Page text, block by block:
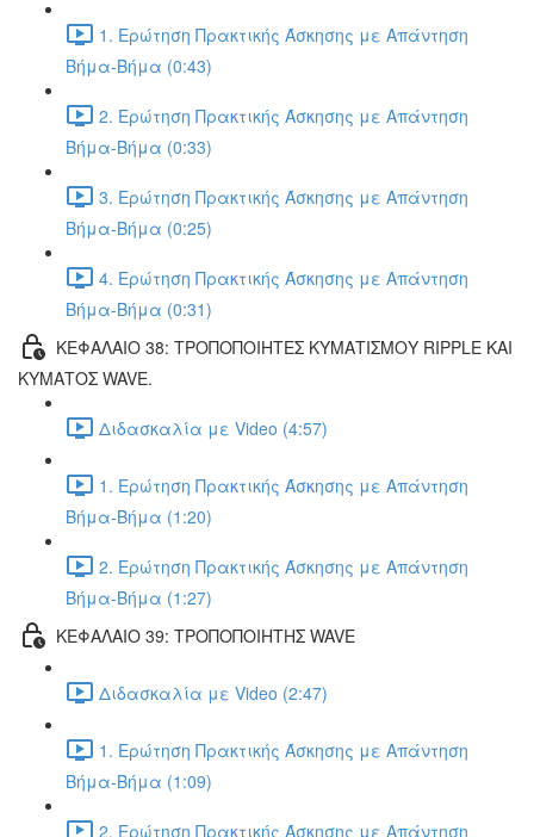
1. Ερώτηση Πρακτικής Άσκησης με Απάντηση
Βήμα-Βήμα (0:43)
2. Ερώτηση Πρακτικής Άσκησης με Απάντηση
Βήμα-Βήμα (0:33)
3. Ερώτηση Πρακτικής Άσκησης με Απάντηση
Βήμα-Βήμα (0:25)
4. Ερώτηση Πρακτικής Άσκησης με Απάντηση
Βήμα-Βήμα (0:31)
ΚΕΦΑΛΑΙΟ 38: ΤΡΟΠΟΠΟΙΗΤΕΣ ΚΥΜΑΤΙΣΜΟΥ RIPPLE ΚΑΙ
ΚΥΜΑΤΟΣ WAVE.
Διδασκαλία με Video (4:57)
1. Ερώτηση Πρακτικής Άσκησης με Απάντηση
Βήμα-Βήμα (1:20)
2. Ερώτηση Πρακτικής Άσκησης με Απάντηση
Βήμα-Βήμα (1:27)
ΚΕΦΑΛΑΙΟ 39: ΤΡΟΠΟΠΟΙΗΤΗΣ WAVE
Διδασκαλία με Video (2:47)
1. Ερώτηση Πρακτικής Άσκησης με Απάντηση
Βήμα-Βήμα (1:09)
2. Ερώτηση Πρακτικής Άσκησης με Απάντηση